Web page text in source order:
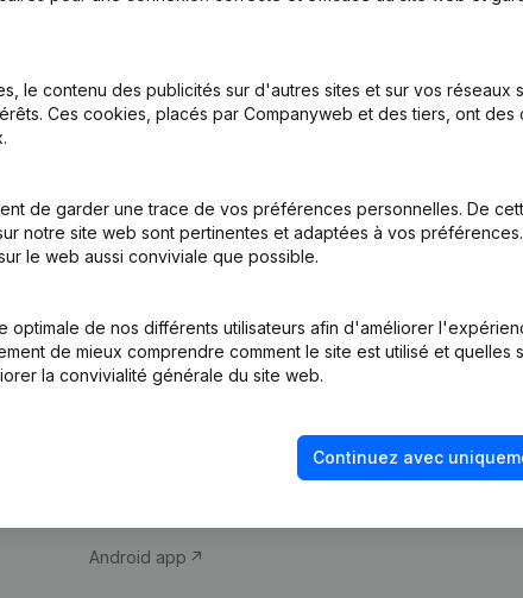
le contenu des publicités sur d'autres sites et sur vos réseaux
Ces cookies, placés par Companyweb et des tiers, ont des
de garder une trace de vos préférences personnelles. De
notre site web sont pertinentes et adaptées à vos préférences.
le web aussi conviviale que possible.
optimale de nos différents utilisateurs afin d'améliorer
de mieux comprendre comment le site est utilisé et quelles
la convivialité générale du site web.
Continuez avec
Produit
d’entreprise
Monitoring
Android app
fraude
Consulter des
Vérification de la